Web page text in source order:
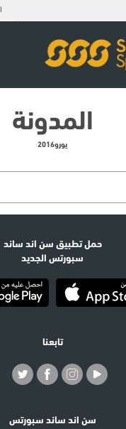
المدونة
يورو2016
حمل تطبيق سن اند ساند
سبورتس الجديد
تابعنا
سن اند ساند سبورتس